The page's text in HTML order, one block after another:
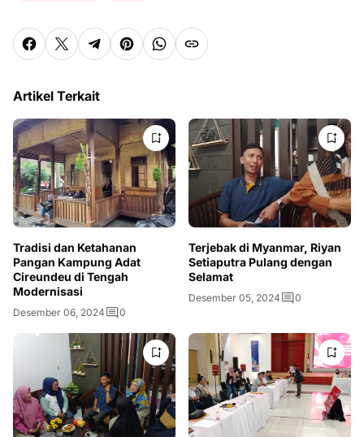
Artikel Terkait
Tradisi dan Ketahanan
Pangan Kampung Adat
Cireundeu di Tengah
Modernisasi
Desember 06, 2024 0
Terjebak di Myanmar, Riyan
Setiaputra Pulang dengan
Selamat
Desember 05, 2024 0